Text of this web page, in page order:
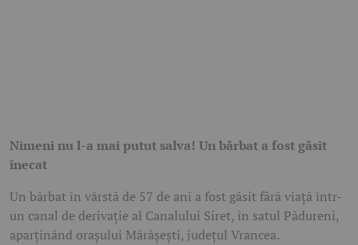
Nimeni nu l-a mai putut salva! Un bărbat a fost găsit
înecat
Un bărbat în vârstă de 57 de ani a fost găsit fără viață într-
un canal de derivație al Canalului Siret, în satul Pădureni,
aparținând orașului Mărășești, județul Vrancea.